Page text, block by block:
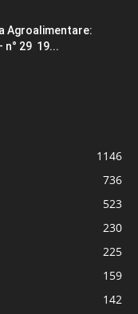
Agroalimentare:
n° 29 19...
1146
736
523
230
225
159
142